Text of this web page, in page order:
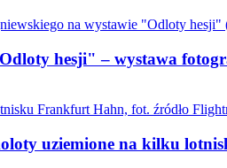
hesji" – wystawa
uziemione na kilku